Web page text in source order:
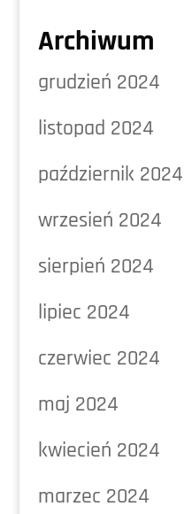
Archiwum
grudzień 2024
listopad 2024
październik 2024
wrzesień 2024
sierpień 2024
lipiec 2024
czerwiec 2024
maj 2024
kwiecień 2024
marzec 2024